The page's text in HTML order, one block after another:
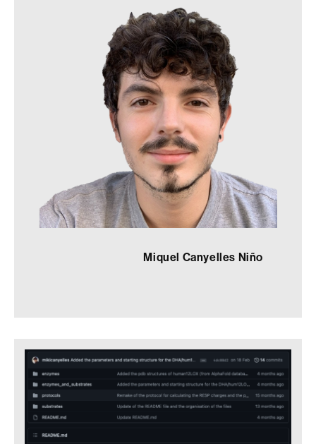
Miquel Canyelles Niño